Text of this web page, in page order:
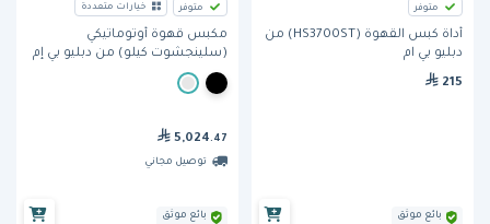
متوفر
أداة كبس القهوة (HS3700ST) من
دبليو بي ام
215
بائع موثق
متوفر خيارات متعددة
مكبس قهوة أوتوماتيكي
(سلينجشوت كيلو) من دبليو بي إم
5,024 .47
توصيل مجاني
بائع موثق